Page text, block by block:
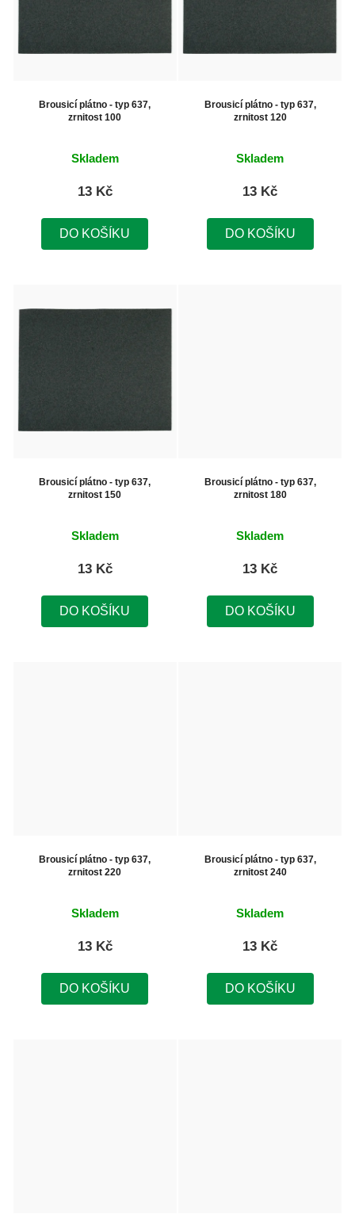
p
Brousicí plátno - typ 637,
zrnitost 100
Skladem
13 Kč
DO KOŠÍKU
Brousicí plátno - typ 637,
zrnitost 120
Skladem
13 Kč
DO KOŠÍKU
Brousicí plátno - typ 637,
zrnitost 150
Skladem
13 Kč
DO KOŠÍKU
Brousicí plátno - typ 637,
zrnitost 180
Skladem
13 Kč
DO KOŠÍKU
Brousicí plátno - typ 637,
zrnitost 220
Skladem
13 Kč
DO KOŠÍKU
Brousicí plátno - typ 637,
zrnitost 240
Skladem
13 Kč
DO KOŠÍKU